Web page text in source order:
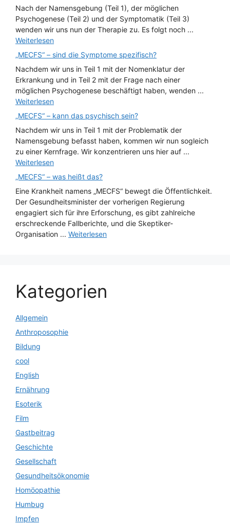
Nach der Namensgebung (Teil 1), der möglichen
Psychogenese (Teil 2) und der Symptomatik (Teil 3)
wenden wir uns nun der Therapie zu. Es folgt noch ...
Weiterlesen
„MECFS“ – sind die Symptome spezifisch?
Nachdem wir uns in Teil 1 mit der Nomenklatur der
Erkrankung und in Teil 2 mit der Frage nach einer
möglichen Psychogenese beschäftigt haben, wenden ...
Weiterlesen
„MECFS“ – kann das psychisch sein?
Nachdem wir uns in Teil 1 mit der Problematik der
Namensgebung befasst haben, kommen wir nun sogleich
zu einer Kernfrage. Wir konzentrieren uns hier auf ...
Weiterlesen
„MECFS“ – was heißt das?
Eine Krankheit namens „MECFS“ bewegt die Öffentlichkeit.
Der Gesundheitsminister der vorherigen Regierung
engagiert sich für ihre Erforschung, es gibt zahlreiche
erschreckende Fallberichte, und die Skeptiker-
Organisation ... Weiterlesen
Kategorien
Allgemein
Anthroposophie
Bildung
cool
English
Ernährung
Esoterik
Film
Gastbeitrag
Geschichte
Gesellschaft
Gesundheitsökonomie
Homöopathie
Humbug
Impfen